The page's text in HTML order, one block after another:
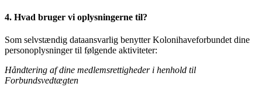
4. Hvad bruger vi oplysningerne til?
Som selvstændig dataansvarlig benytter Kolonihaveforbundet dine
personoplysninger til følgende aktiviteter:
Håndtering af dine medlemsrettigheder i henhold til
Forbundsvedtægten